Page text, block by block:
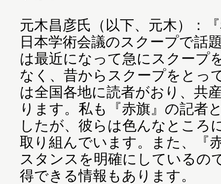
元木昌彦氏（以下、元木）：『
日本学術会議のスクープで話
は最近になって急にスクープ
なく、昔からスクープをとっ
は全国各地に読者がおり、共
ります。私も『赤旗』の記者
したが、彼らは色んなところ
取り組んでいます。また、『
スタンスを明確にしているの
得できる情報もあります。